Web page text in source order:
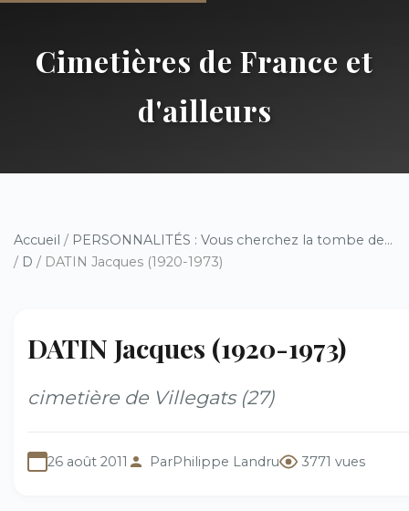
Cimetières de France et
d'ailleurs
Accueil / PERSONNALITÉS : Vous cherchez la tombe de...
/ D / DATIN Jacques (1920-1973)
DATIN Jacques (1920-1973)
cimetière de Villegats (27)
26 août 2011 ParPhilippe Landru 3771 vues